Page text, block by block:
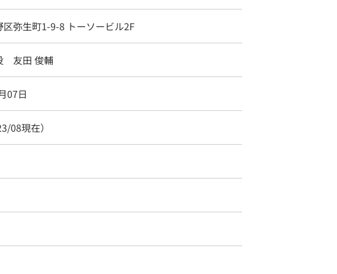
区弥⽣町1-9-8 トーソービル2F
友⽥ 俊輔
07日
08現在）